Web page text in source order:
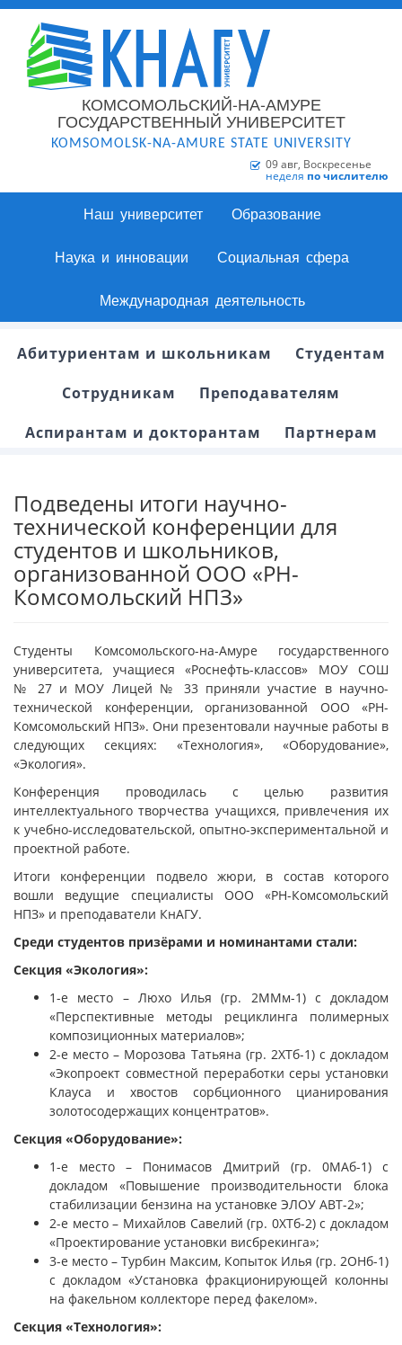
КОМСОМОЛЬСКИЙ-НА-АМУРЕ
ГОСУДАРСТВЕННЫЙ УНИВЕРСИТЕТ
KOMSOMOLSK-NA-AMURE STATE UNIVERSITY
09 авг, Воскресенье
неделя по числителю
Наш университет Образование
Наука и инновации Социальная сфера
Международная деятельность
Абитуриентам и школьникам
Студентам
Сотрудникам
Преподавателям
Аспирантам и докторантам
Партнерам
Подведены итоги научно-
технической конференции для
студентов и школьников,
организованной ООО «РН-
Комсомольский НПЗ»
Студенты Комсомольского-на-Амуре государственного
университета, учащиеся «Роснефть-классов» МОУ СОШ
№ 27 и МОУ Лицей № 33 приняли участие в научно-
технической конференции, организованной ООО «РН-
Комсомольский НПЗ». Они презентовали научные работы в
следующих секциях: «Технология», «Оборудование»,
«Экология».
Конференция проводилась с целью развития
интеллектуального творчества учащихся, привлечения их
к учебно-исследовательской, опытно-экспериментальной и
проектной работе.
Итоги конференции подвело жюри, в состав которого
вошли ведущие специалисты ООО «РН-Комсомольский
НПЗ» и преподаватели КнАГУ.
Среди студентов призёрами и номинантами стали:
Секция «Экология»:
1-е место – Люхо Илья (гр. 2ММм-1) с докладом
«Перспективные методы рециклинга полимерных
композиционных материалов»;
2-е место – Морозова Татьяна (гр. 2ХТб-1) с докладом
«Экопроект совместной переработки серы установки
Клауса и хвостов сорбционного цианирования
золотосодержащих концентратов».
Секция «Оборудование»:
1-е место – Понимасов Дмитрий (гр. 0МАб-1) с
докладом «Повышение производительности блока
стабилизации бензина на установке ЭЛОУ АВТ-2»;
2-е место – Михайлов Савелий (гр. 0ХТб-2) с докладом
«Проектирование установки висбрекинга»;
3-е место – Турбин Максим, Копыток Илья (гр. 2ОНб-1)
с докладом «Установка фракционирующей колонны
на факельном коллекторе перед факелом».
Секция «Технология»: